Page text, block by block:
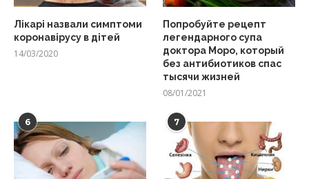
Лікарі назвали симптоми
коронавірусу в дітей
14/03/2020
Попробуйте рецепт
легендарного супа
доктора Моро, который
без антибиотиков спас
тысячи жизней
08/01/2021
6 7